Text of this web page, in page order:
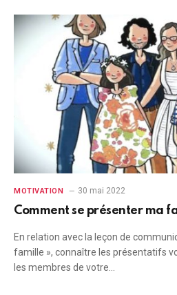
MOTIVATION 30 mai 2022
Comment se présenter ma
En relation avec la leçon de
famille », connaître les présentatifs
les membres de votre…